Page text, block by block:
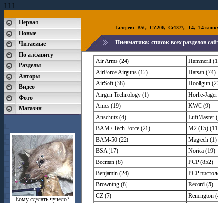
111
Первая
Новые
Читаемые
По алфавиту
Разделы
Авторы
Видео
Фото
Магазин
Кому сделать чучело?
Галереи: B50, CZ200, Cr1377, T4, T4
Пневматика: cписок всех разделов
Air Arms (24)
Hammerli
AirForce Airguns (12)
Hatsan (74)
AirSoft (38)
Hooligun
Airgun Technology (1)
Horhe-
Anics (19)
KWC (9)
Anschutz (4)
LuftMaster
BAM / Tech Force (21)
M2 (T5)
BAM-50 (22)
Magtech (1)
BSA (17)
Norica (19)
Beeman (8)
PCP (852)
Benjamin (24)
PCP
Browning (8)
Record (5)
CZ (7)
Remington